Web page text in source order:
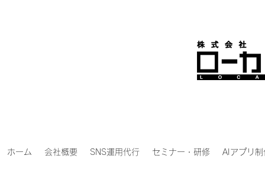
ホーム 会社概要 SNS運用代行 セミナー・研修 AIアプリ制